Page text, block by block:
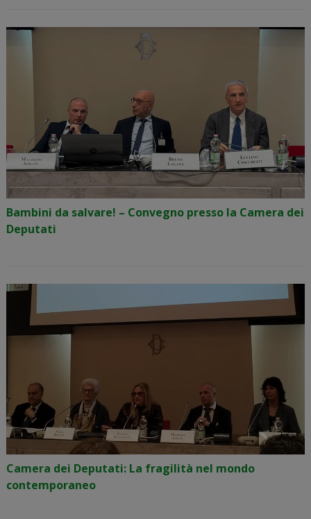
Bambini da salvare! – Convegno presso la Camera dei
Deputati
Camera dei Deputati: La fragilità nel mondo
contemporaneo